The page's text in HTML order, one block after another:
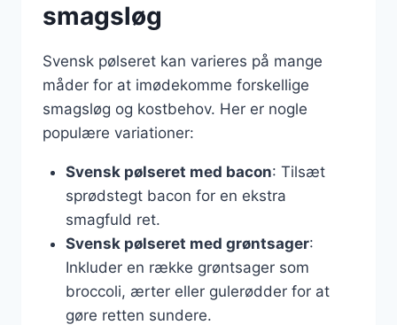
smagsløg
Svensk pølseret kan varieres på mange
måder for at imødekomme forskellige
smagsløg og kostbehov. Her er nogle
populære variationer:
Svensk pølseret med bacon: Tilsæt
sprødstegt bacon for en ekstra
smagfuld ret.
Svensk pølseret med grøntsager:
Inkluder en række grøntsager som
broccoli, ærter eller gulerødder for at
gøre retten sundere.